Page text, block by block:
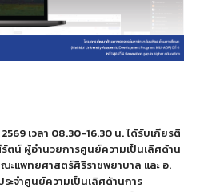
เวลา 08.30-16.30 น. ได้รับเกียรติ
ตน์ ผู้อำนวยการศูนย์ความเป็นเลิศด้าน
แพทยศาสตร์ศิริราชพยาบาล และ อ.
ะจำศูนย์ความเป็นเลิศด้านการ